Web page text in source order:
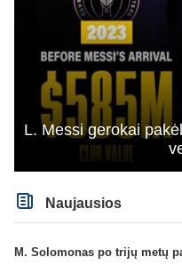
L. Messi gerokai
Naujausios